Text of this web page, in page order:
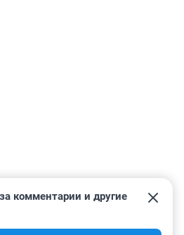
комментарии и другие